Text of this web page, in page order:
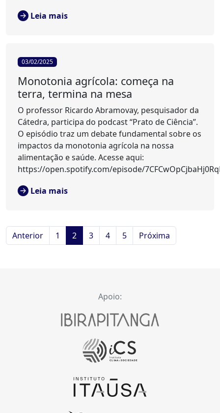
Leia mais
03/02/2025
Monotonia agrícola: começa na
terra, termina na mesa
O professor Ricardo Abramovay, pesquisador da
Cátedra, participa do podcast “Prato de Ciência”.
O episódio traz um debate fundamental sobre os
impactos da monotonia agrícola na nossa
alimentação e saúde. Acesse aqui:
https://open.spotify.com/episode/
Leia mais
Anterior 1 2 3 4 5 Próxima
Apoio: